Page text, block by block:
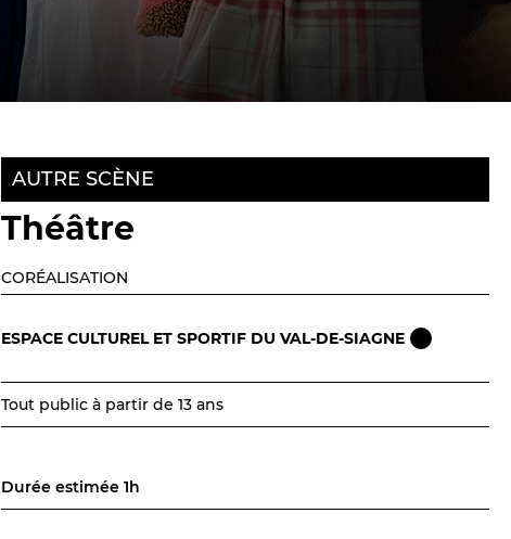
Billetterie en ligne
BILLETTERIE 04 93 13 19 00
AUTRE SCÈNE
Théâtre
CORÉALISATION
ESPACE CULTUREL ET SPORTIF DU VAL-DE-SIAGNE
Tout public à partir de 13 ans
Durée estimée 1h